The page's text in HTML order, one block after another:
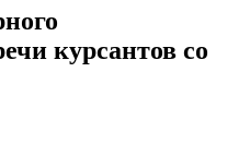
курсантов со